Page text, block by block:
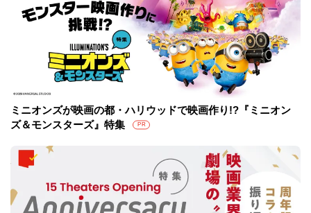
ミニオンズが映画の都・ハリウッドで映画作り!?『ミニオン
ズ＆モンスターズ』特集
PR